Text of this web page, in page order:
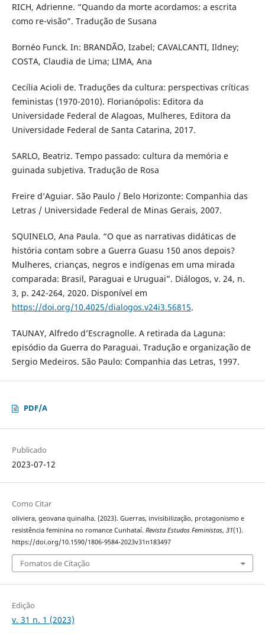
RICH, Adrienne. “Quando da morte acordamos: a escrita
como re-visão”. Tradução de Susana
Bornéo Funck. In: BRANDÃO, Izabel; CAVALCANTI, Ildney;
COSTA, Claudia de Lima; LIMA, Ana
Cecília Acioli de. Traduções da cultura: perspectivas críticas
feministas (1970-2010). Florianópolis: Editora da
Universidade Federal de Alagoas, Mulheres, Editora da
Universidade Federal de Santa Catarina, 2017.
SARLO, Beatriz. Tempo passado: cultura da memória e
guinada subjetiva. Tradução de Rosa
Freire d’Aguiar. São Paulo / Belo Horizonte: Companhia das
Letras / Universidade Federal de Minas Gerais, 2007.
SQUINELO, Ana Paula. “O que as narrativas didáticas de
história contam sobre a Guerra Guasu 150 anos depois?
Mulheres, crianças, negros e indígenas em uma mirada
comparada: Brasil, Paraguai e Uruguai”. Diálogos, v. 24, n.
3, p. 242-264, 2020. Disponível em
https://doi.org/10.4025/dialogos.v24i3.56815.
TAUNAY, Alfredo d’Escragnolle. A retirada da Laguna:
episódio da Guerra do Paraguai. Tradução e organização de
Sergio Medeiros. São Paulo: Companhia das Letras, 1997.
PDF/A
Publicado
2023-07-12
Como Citar
oliviera, geovana quinalha. (2023). Guerras, invisibilização, protagonismo e
resistência feminina no romance Cunhataí. Revista Estudos Feministas, 31(1).
https://doi.org/10.1590/1806-9584-2023v31n183497
Fomatos de Citação
Edição
v. 31 n. 1 (2023)